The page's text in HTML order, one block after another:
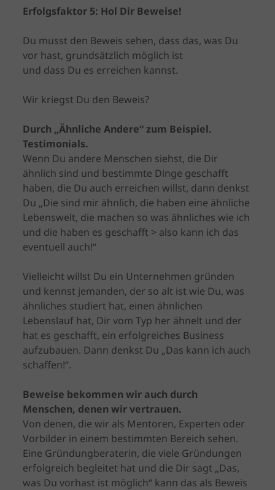
Erfolgsfaktor 5: Hol Dir Beweise!
Du musst den Beweis sehen, dass das, was Du
vor hast, grundsätzlich möglich ist
und dass Du es erreichen kannst.
Wir kriegst Du den Beweis?
Durch „Ähnliche Andere“ zum Beispiel.
Testimonials.
Wenn Du andere Menschen siehst, die Dir
ähnlich sind und bestimmte Dinge geschafft
haben, die Du auch erreichen willst, dann denkst
Du „Die sind mir ähnlich, die haben eine ähnliche
Lebenswelt, die machen so was ähnliches wie ich
und die haben es geschafft > also kann ich das
eventuell auch!“
Vielleicht willst Du ein Unternehmen gründen
und kennst jemanden, der so alt ist wie Du, was
ähnliches studiert hat, einen ähnlichen
Lebenslauf hat, Dir vom Typ her ähnelt und der
hat es geschafft, ein erfolgreiches Business
aufzubauen. Dann denkst Du „Das kann ich auch
schaffen!“.
Beweise bekommen wir auch durch
Menschen, denen wir vertrauen.
Von denen, die wir als Mentoren, Experten oder
Vorbilder in einem bestimmten Bereich sehen.
Eine Gründungberaterin, die viele Gründungen
erfolgreich begleitet hat und die Dir sagt „Das,
was Du vorhast ist möglich“ kann das als Beweis